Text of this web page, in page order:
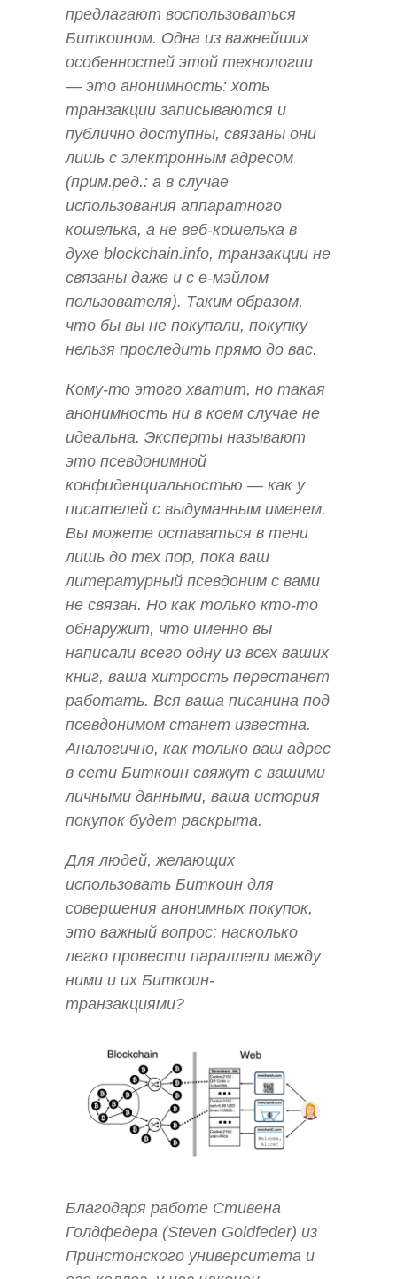
предлагают воспользоваться
Биткоином. Одна из важнейших
особенностей этой технологии
— это анонимность: хоть
транзакции записываются и
публично доступны, связаны они
лишь с электронным адресом
(прим.ред.: а в случае
использования аппаратного
кошелька, а не веб-кошелька в
духе blockchain.info, транзакции не
связаны даже и с е-мэйлом
пользователя). Таким образом,
что бы вы не покупали, покупку
нельзя проследить прямо до вас.
Кому-то этого хватит, но такая
анонимность ни в коем случае не
идеальна. Эксперты называют
это псевдонимной
конфиденциальностью — как у
писателей с выдуманным именем.
Вы можете оставаться в тени
лишь до тех пор, пока ваш
литературный псевдоним с вами
не связан. Но как только кто-то
обнаружит, что именно вы
написали всего одну из всех ваших
книг, ваша хитрость перестанет
работать. Вся ваша писанина под
псевдонимом станет известна.
Аналогично, как только ваш адрес
в сети Биткоин свяжут с вашими
личными данными, ваша история
покупок будет раскрыта.
Для людей, желающих
использовать Биткоин для
совершения анонимных покупок,
это важный вопрос: насколько
легко провести параллели между
ними и их Биткоин-
транзакциями?
Благодаря работе Стивена
Голдфедера (Steven Goldfeder) из
Принстонского университета и